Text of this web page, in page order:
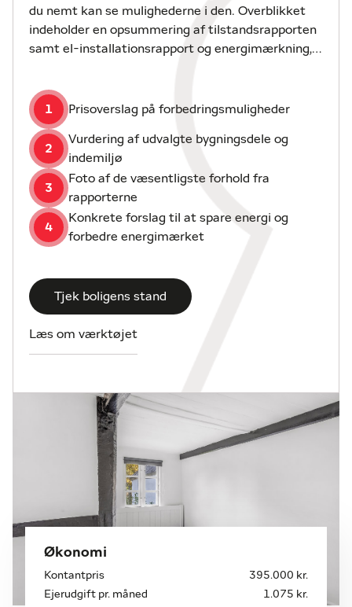
Området byder på smuk natur, og det er værd at
nævne, at der kun er ca. 10 minutters kørsel til
Marielyst Torv med en af Danmarks bedste
Lyder ejendommen som noget for dig? Kontakt os
gerne for en fremvisning.
du nemt kan se mulighederne i den. Overblikket
indeholder en opsummering af tilstandsrapporten
samt el-installationsrapport og energimærkning,
1 Prisoverslag på forbedringsmuligheder
2
Vurdering af udvalgte bygningsdele og
indemiljø
3
Foto af de væsentligste forhold fra
rapporterne
4
Konkrete forslag til at spare energi og
forbedre energimærket
Tjek boligens stand
Læs om værktøjet
Økonomi
Kontantpris
395.000 kr.
Ejerudgift pr. måned
1.075 kr.